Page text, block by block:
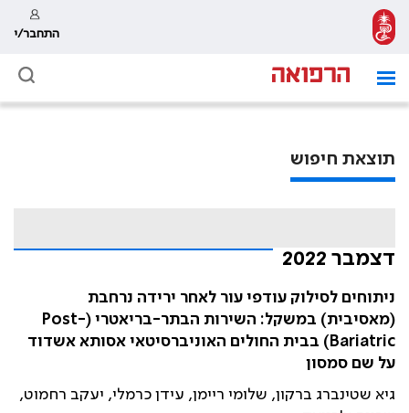
התחבר/י
תוצאת חיפוש
דצמבר 2022
ניתוחים לסילוק עודפי עור לאחר ירידה נרחבת
(מאסיבית) במשקל: השירות הבתר-בריאטרי (Post-
Bariatric) בבית החולים האוניברסיטאי אסותא אשדוד
על שם סמסון
גיא שטינברג ברקון, שלומי ריימן, עידן כרמלי, יעקב רחמוט,